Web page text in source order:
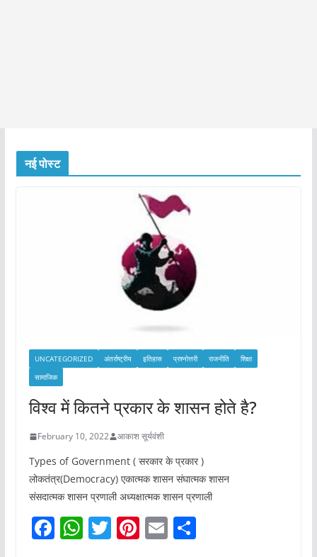
नई पोस्ट
UNCATEGORIZED अंतर्राष्ट्रीय इतिहास प्रश्नोत्तरी राजनीति
शिक्षा
सामाजिक
विश्व में कितने प्रकार के शासन होते है?
February 10, 2022 आकाश सूर्यवंशी
Types of Government ( सरकार के प्रकार )
लोकतंत्र(Democracy) एकात्मक शासन संघात्मक शासन
संसदात्मक शासन प्रणाली अध्यक्षात्मक शासन प्रणाली
F W T Pi E S